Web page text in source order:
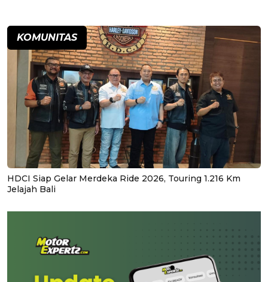
KOMUNITAS
HDCI Siap Gelar Merdeka Ride 2026, Touring 1.216 Km
Jelajah Bali